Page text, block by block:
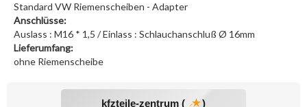
Standard VW Riemenscheiben - Adapter
Anschlüsse:
Auslass : M16 * 1,5 / Einlass : Schlauchanschluß Ø 16mm
Lieferumfang:
ohne Riemenscheibe
kfzteile-zentrum ( )